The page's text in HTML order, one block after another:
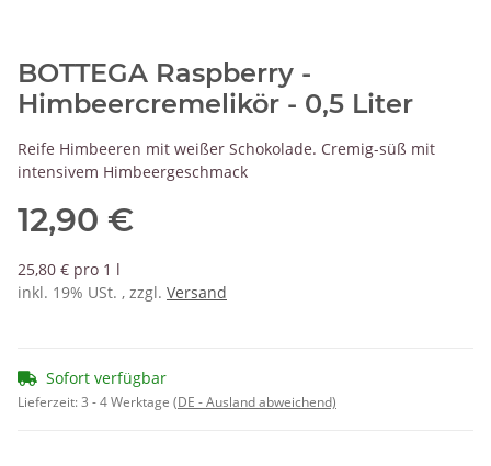
BOTTEGA Raspberry -
Himbeercremelikör - 0,5 Liter
Reife Himbeeren mit weißer Schokolade. Cremig-süß mit
intensivem Himbeergeschmack
12,90 €
25,80 € pro 1 l
inkl. 19% USt. , zzgl. Versand
Sofort verfügbar
Lieferzeit:3 - 4 Werktage (DE - Ausland abweichend)